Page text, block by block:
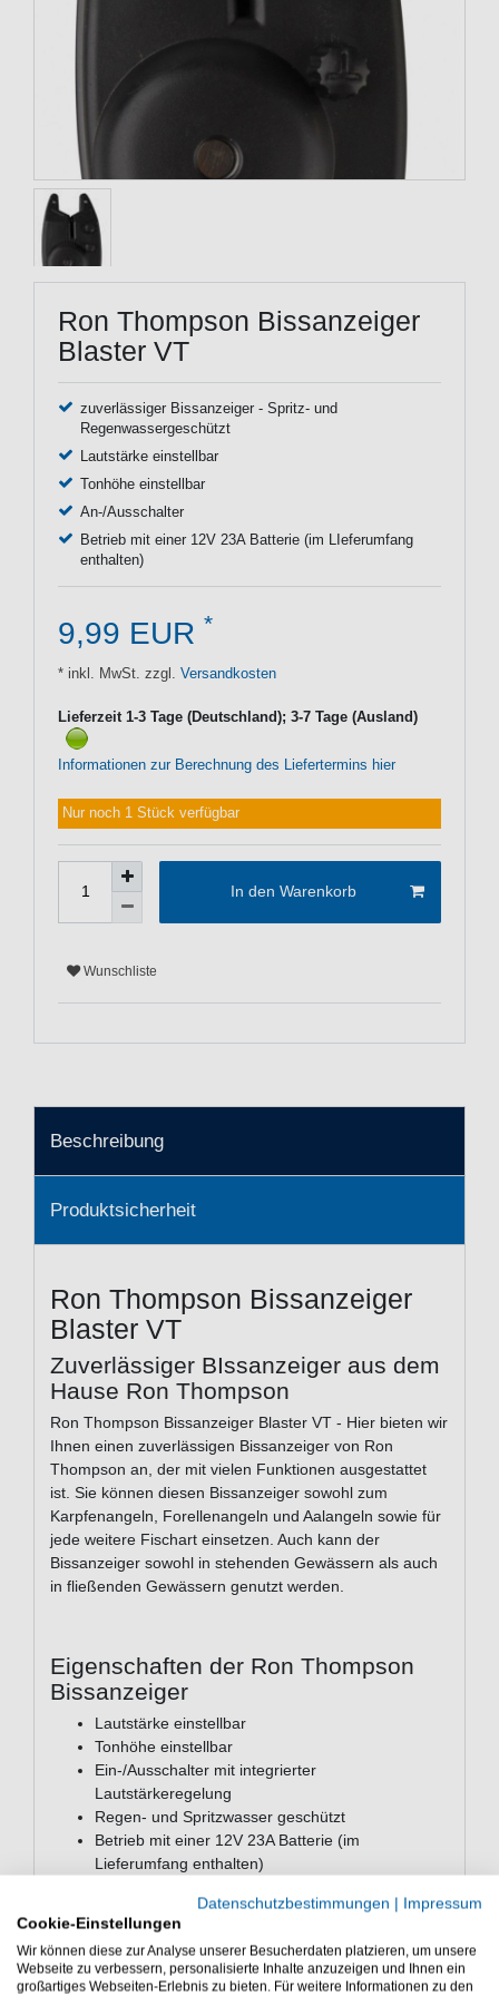
Ron Thompson Bissanzeiger
Blaster VT
zuverlässiger Bissanzeiger - Spritz- und
Regenwassergeschützt
Lautstärke einstellbar
Tonhöhe einstellbar
An-/Ausschalter
Betrieb mit einer 12V 23A Batterie (im LIeferumfang
enthalten)
9,99 EUR *
* inkl. MwSt. zzgl. Versandkosten
Lieferzeit 1-3 Tage (Deutschland); 3-7 Tage (Ausland)
Informationen zur Berechnung des Liefertermins hier
Nur noch 1 Stück verfügbar
In den Warenkorb
Wunschliste
Beschreibung
Produktsicherheit
Ron Thompson Bissanzeiger
Blaster VT
Zuverlässiger BIssanzeiger aus dem
Hause Ron Thompson
Ron Thompson Bissanzeiger Blaster VT - Hier bieten wir
Ihnen einen zuverlässigen Bissanzeiger von Ron
Thompson an, der mit vielen Funktionen ausgestattet
ist. Sie können diesen Bissanzeiger sowohl zum
Karpfenangeln, Forellenangeln und Aalangeln sowie für
jede weitere Fischart einsetzen. Auch kann der
Bissanzeiger sowohl in stehenden Gewässern als auch
in fließenden Gewässern genutzt werden.
Eigenschaften der Ron Thompson
Bissanzeiger
Lautstärke einstellbar
Tonhöhe einstellbar
Ein-/Ausschalter mit integrierter
Lautstärkeregelung
Regen- und Spritzwasser geschützt
Betrieb mit einer 12V 23A Batterie (im
Lieferumfang enthalten)
Maße: 8,5 x 5cm
Ron Thompson Bissanzeiger Blaster VT - Der
Bissanzeiger Blaster VT ist ein Bissanzeiger aus dem
Datenschutzbestimmungen | Impressum
Cookie-Einstellungen
Wir können diese zur Analyse unserer Besucherdaten platzieren, um unsere
Webseite zu verbessern, personalisierte Inhalte anzuzeigen und Ihnen ein
großartiges Webseiten-Erlebnis zu bieten. Für weitere Informationen zu den